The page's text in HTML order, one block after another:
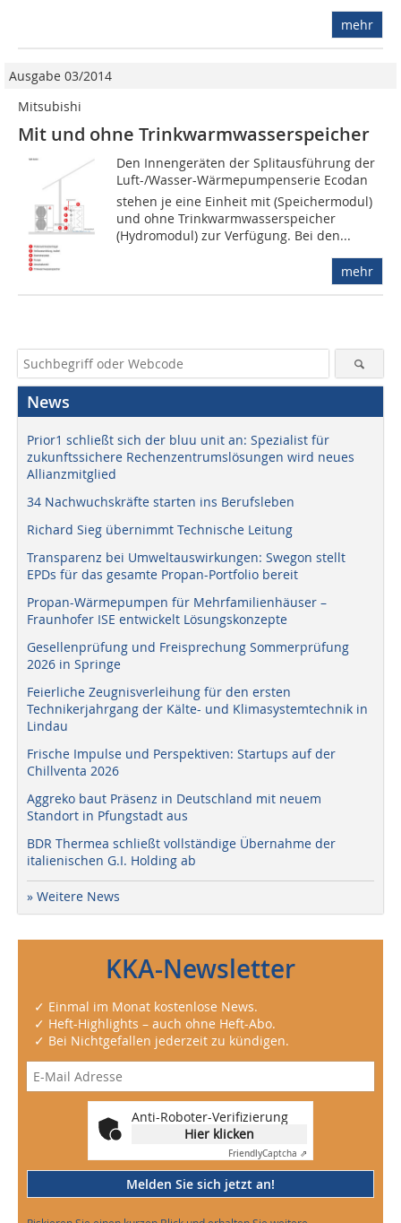
mehr
Ausgabe 03/2014
Mitsubishi
Mit und ohne Trinkwarmwasserspeicher
Den Innengeräten der Splitausführung der
Luft-/Wasser-Wärmepumpenserie Ecodan
stehen je eine Einheit mit (Speichermodul)
und ohne Trinkwarmwasserspeicher
(Hydromodul) zur Verfügung. Bei den...
mehr
News
Prior1 schließt sich der bluu unit an: Spezialist für
zukunftssichere Rechenzentrumslösungen wird neues
Allianzmitglied
34 Nachwuchskräfte starten ins Berufsleben
Richard Sieg übernimmt Technische Leitung
Transparenz bei Umweltauswirkungen: Swegon stellt
EPDs für das gesamte Propan-Portfolio bereit
Propan-Wärmepumpen für Mehrfamilienhäuser –
Fraunhofer ISE entwickelt Lösungskonzepte
Gesellenprüfung und Freisprechung Sommerprüfung
2026 in Springe
Feierliche Zeugnisverleihung für den ersten
Technikerjahrgang der Kälte- und Klimasystemtechnik in
Lindau
Frische Impulse und Perspektiven: Startups auf der
Chillventa 2026
Aggreko baut Präsenz in Deutschland mit neuem
Standort in Pfungstadt aus
BDR Thermea schließt vollständige Übernahme der
italienischen G.I. Holding ab
» Weitere News
KKA-Newsletter
✓ Einmal im Monat kostenlose News.
✓ Heft-Highlights – auch ohne Heft-Abo.
✓ Bei Nichtgefallen jederzeit zu kündigen.
Anti-Roboter-Verifizierung
Hier klicken
FriendlyCaptcha ⇗
Melden Sie sich jetzt an!